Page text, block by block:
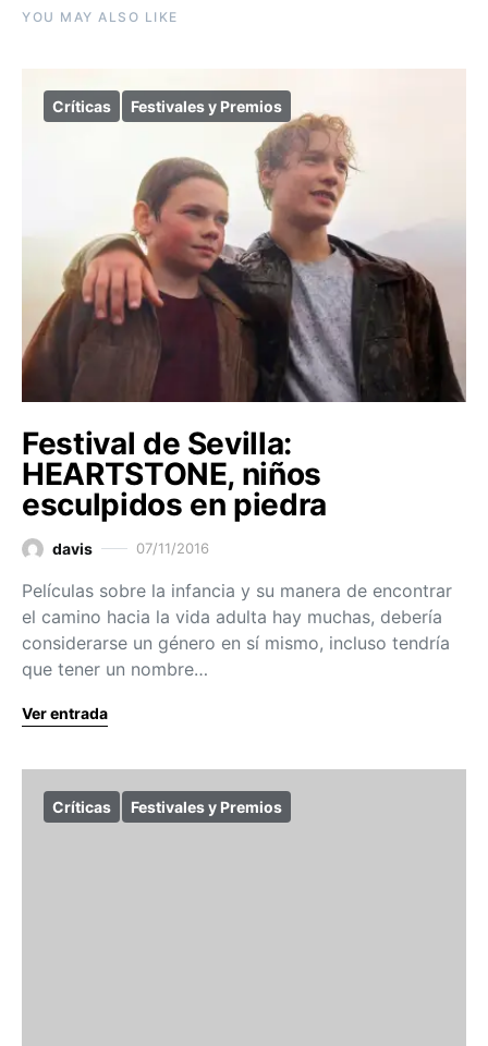
YOU MAY ALSO LIKE
Críticas Festivales y Premios
Festival de Sevilla:
HEARTSTONE, niños
esculpidos en piedra
davis 07/11/2016
Películas sobre la infancia y su manera de encontrar
el camino hacia la vida adulta hay muchas, debería
considerarse un género en sí mismo, incluso tendría
que tener un nombre…
Ver entrada
Críticas Festivales y Premios